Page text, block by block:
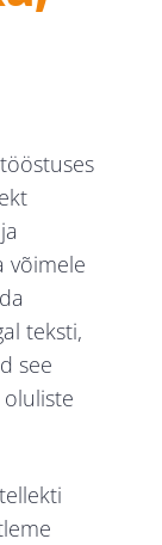
võimele
teksti,
see